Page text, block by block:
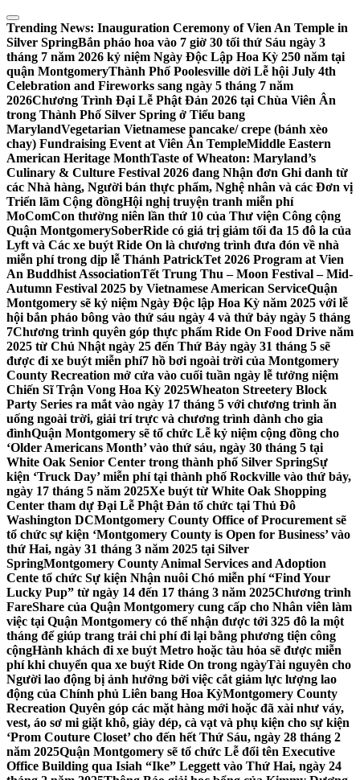
Skip
to
content
Trending News: Inauguration Ceremony of Vien An Temple in
Silver SpringBắn pháo hoa vào 7 giờ 30 tối thứ Sáu ngày 3
tháng 7 năm 2026 kỷ niệm Ngày Độc Lập Hoa Kỳ 250 năm tại
quận MontgomeryThành Phố Poolesville dời Lễ hội July 4th
Celebration and Fireworks sang ngày 5 tháng 7 năm
2026Chương Trình Đại Lễ Phật Đản 2026 tại Chùa Viên Ân
trong Thành Phố Silver Spring ở Tiểu bang
MarylandVegetarian Vietnamese pancake/ crepe (bánh xèo
chay) Fundraising Event at Viên Ân TempleMiddle Eastern
American Heritage MonthTaste of Wheaton: Maryland’s
Culinary & Culture Festival 2026 đang Nhận đơn Ghi danh từ
các Nhà hàng, Người bán thực phẩm, Nghệ nhân và các Đơn vị
Triển lãm Cộng đồngHội nghị truyện tranh miễn phí
MoComCon thường niên lần thứ 10 của Thư viện Công cộng
Quận MontgomerySoberRide có giá trị giảm tối đa 15 đô la của
Lyft và Các xe buýt Ride On là chương trình đưa đón về nhà
miễn phí trong dịp lễ Thánh PatrickTet 2026 Program at Vien
An Buddhist AssociationTết Trung Thu – Moon Festival – Mid-
Autumn Festival 2025 by Vietnamese American ServiceQuận
Montgomery sẽ kỷ niệm Ngày Độc lập Hoa Kỳ năm 2025 với lễ
hội bắn pháo bông vào thứ sáu ngày 4 và thứ bảy ngày 5 tháng
7Chương trình quyên góp thực phẩm Ride On Food Drive năm
2025 từ Chủ Nhật ngày 25 đến Thứ Bảy ngày 31 tháng 5 sẽ
được đi xe buýt miễn phí7 hồ bơi ngoài trời của Montgomery
County Recreation mở cửa vào cuối tuần ngày lễ tưởng niệm
Chiến Sĩ Trận Vong Hoa Kỳ 2025Wheaton Streetery Block
Party Series ra mắt vào ngày 17 tháng 5 với chương trình ăn
uống ngoài trời, giải trí trực và chương trình dành cho gia
đìnhQuận Montgomery sẽ tổ chức Lễ kỷ niệm cộng đồng cho
‘Older Americans Month’ vào thứ sáu, ngày 30 tháng 5 tại
White Oak Senior Center trong thành phố Silver SpringSự
kiện ‘Truck Day’ miễn phí tại thành phố Rockville vào thứ bảy,
ngày 17 tháng 5 năm 2025Xe buýt từ White Oak Shopping
Center tham dự Đại Lễ Phật Đản tổ chức tại Thủ Đô
Washington DCMontgomery County Office of Procurement sẽ
tổ chức sự kiện ‘Montgomery County is Open for Business’ vào
thứ Hai, ngày 31 tháng 3 năm 2025 tại Silver
SpringMontgomery County Animal Services and Adoption
Cente tổ chức Sự kiện Nhận nuôi Chó miễn phí “Find Your
Lucky Pup” từ ngày 14 đến 17 tháng 3 năm 2025Chương trình
FareShare của Quận Montgomery cung cấp cho Nhân viên làm
việc tại Quận Montgomery có thể nhận được tới 325 đô la một
tháng để giúp trang trải chi phí đi lại bằng phương tiện công
cộngHành khách đi xe buýt Metro hoặc tàu hỏa sẽ được miễn
phí khi chuyển qua xe buýt Ride On trong ngàyTài nguyên cho
Người lao động bị ảnh hưởng bởi việc cắt giảm lực lượng lao
động của Chính phủ Liên bang Hoa KỳMontgomery County
Recreation Quyên góp các mặt hàng mới hoặc đã xài như váy,
vest, áo sơ mi giặt khô, giày dép, cà vạt và phụ kiện cho sự kiện
‘Prom Couture Closet’ cho đến hết Thứ Sáu, ngày 28 tháng 2
năm 2025Quận Montgomery sẽ tổ chức Lễ đổi tên Executive
Office Building qua Isiah “Ike” Leggett vào Thứ Hai, ngày 24